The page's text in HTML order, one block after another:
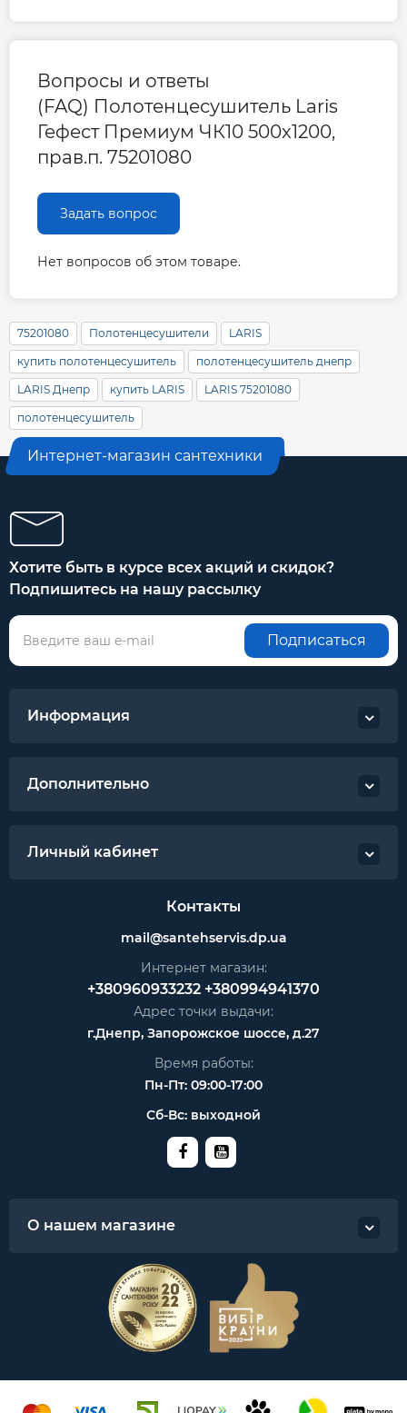
Вопросы и ответы
(FAQ) Полотенцесушитель Laris
Гефест Премиум ЧК10 500x1200,
прав.п. 75201080
Задать вопрос
Нет вопросов об этом товаре.
75201080 Полотенцесушители LARIS
купить полотенцесушитель полотенцесушитель днепр
LARIS Днепр купить LARIS LARIS 75201080
полотенцесушитель
Интернет-магазин сантехники
Хотите быть в курсе всех акций и скидок?
Подпишитесь на нашу рассылку
Подписаться
Информация
Дополнительно
Личный кабинет
Контакты
mail@santehservis.dp.ua
Интернет магазин:
+380960933232 +380994941370
Адрес точки выдачи:
г.Днепр, Запорожское шоссе, д.27
Время работы:
Пн-Пт: 09:00-17:00
Сб-Вс: выходной
О нашем магазине